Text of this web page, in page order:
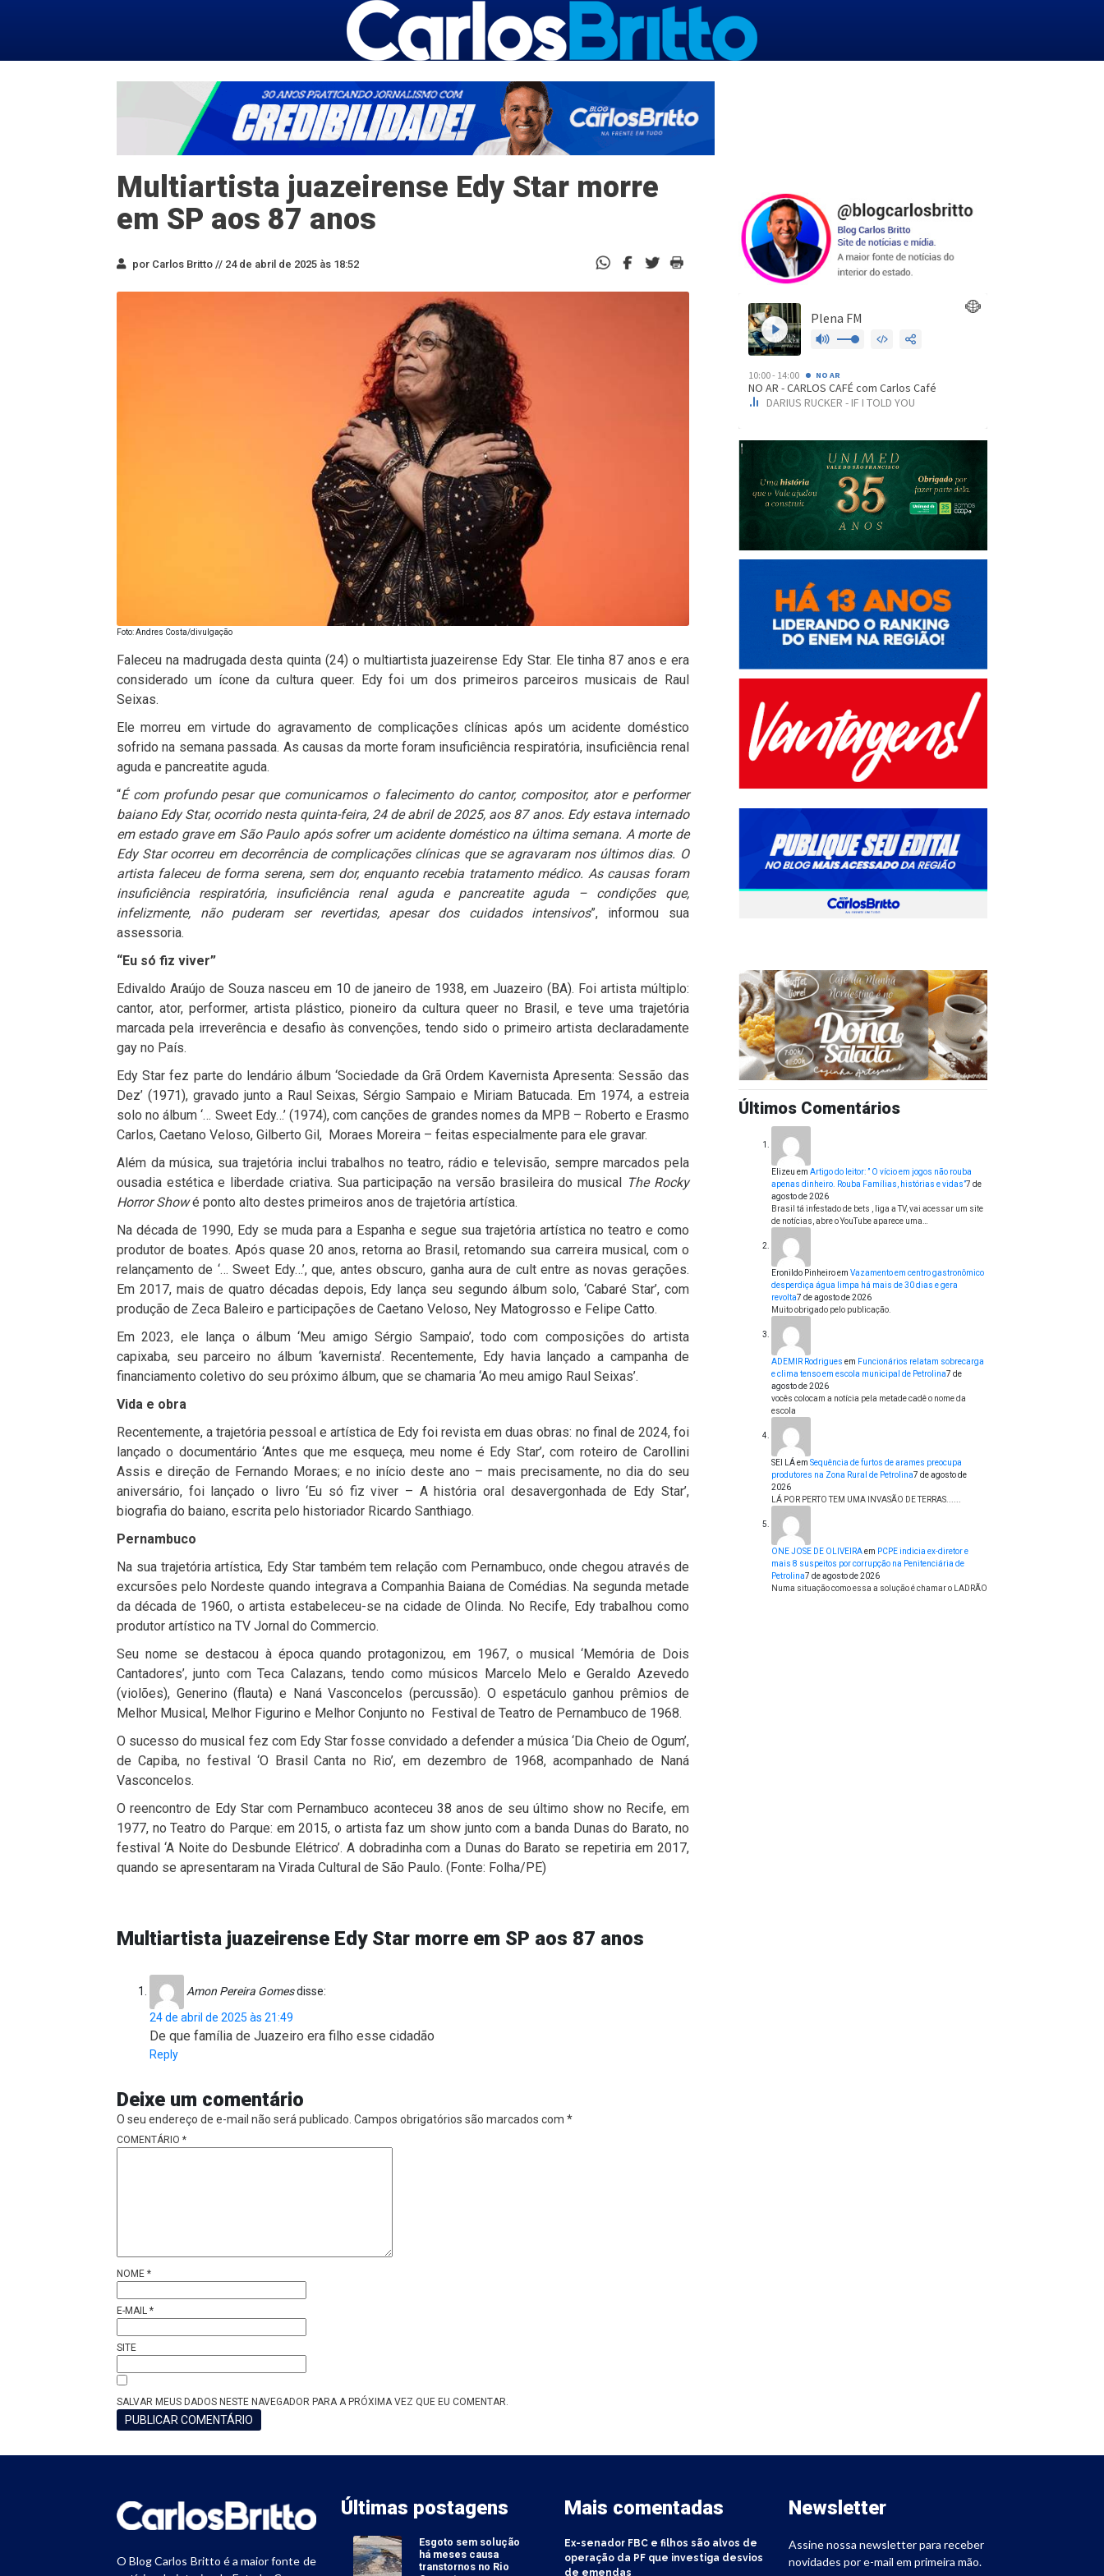
Multiartista juazeirense Edy Star morre
em SP aos 87 anos
por Carlos Britto // 24 de abril de 2025 às 18:52
Foto: Andres Costa/divulgação
Faleceu na madrugada desta quinta (24) o multiartista juazeirense Edy Star. Ele tinha 87 anos e era
considerado um ícone da cultura queer. Edy foi um dos primeiros parceiros musicais de Raul
Seixas.
Ele morreu em virtude do agravamento de complicações clínicas após um acidente doméstico
sofrido na semana passada. As causas da morte foram insuficiência respiratória, insuficiência renal
aguda e pancreatite aguda.
“É com profundo pesar que comunicamos o falecimento do cantor, compositor, ator e performer
baiano Edy Star, ocorrido nesta quinta-feira, 24 de abril de 2025, aos 87 anos. Edy estava internado
em estado grave em São Paulo após sofrer um acidente doméstico na última semana. A morte de
Edy Star ocorreu em decorrência de complicações clínicas que se agravaram nos últimos dias. O
artista faleceu de forma serena, sem dor, enquanto recebia tratamento médico. As causas foram
insuficiência respiratória, insuficiência renal aguda e pancreatite aguda – condições que,
infelizmente, não puderam ser revertidas, apesar dos cuidados intensivos”, informou sua
assessoria.
“Eu só fiz viver”
Edivaldo Araújo de Souza nasceu em 10 de janeiro de 1938, em Juazeiro (BA). Foi artista múltiplo:
cantor, ator, performer, artista plástico, pioneiro da cultura queer no Brasil, e teve uma trajetória
marcada pela irreverência e desafio às convenções, tendo sido o primeiro artista declaradamente
gay no País.
Edy Star fez parte do lendário álbum ‘Sociedade da Grã Ordem Kavernista Apresenta: Sessão das
Dez’ (1971), gravado junto a Raul Seixas, Sérgio Sampaio e Miriam Batucada. Em 1974, a estreia
solo no álbum ‘… Sweet Edy…’ (1974), com canções de grandes nomes da MPB – Roberto e Erasmo
Carlos, Caetano Veloso, Gilberto Gil, Moraes Moreira – feitas especialmente para ele gravar.
Além da música, sua trajetória inclui trabalhos no teatro, rádio e televisão, sempre marcados pela
ousadia estética e liberdade criativa. Sua participação na versão brasileira do musical The Rocky
Horror Showé ponto alto destes primeiros anos de trajetória artística.
Na década de 1990, Edy se muda para a Espanha e segue sua trajetória artística no teatro e como
produtor de boates. Após quase 20 anos, retorna ao Brasil, retomando sua carreira musical, com o
relançamento de ‘… Sweet Edy…’, que, antes obscuro, ganha aura de cult entre as novas gerações.
Em 2017, mais de quatro décadas depois, Edy lança seu segundo álbum solo, ‘Cabaré Star’, com
produção de Zeca Baleiro e participações de Caetano Veloso, Ney Matogrosso e Felipe Catto.
Em 2023, ele lança o álbum ‘Meu amigo Sérgio Sampaio’, todo com composições do artista
capixaba, seu parceiro no álbum ‘kavernista’. Recentemente, Edy havia lançado a campanha de
financiamento coletivo do seu próximo álbum, que se chamaria ‘Ao meu amigo Raul Seixas’.
Vida e obra
Recentemente, a trajetória pessoal e artística de Edy foi revista em duas obras: no final de 2024, foi
lançado o documentário ‘Antes que me esqueça, meu nome é Edy Star’, com roteiro de Carollini
Assis e direção de Fernando Moraes; e no início deste ano – mais precisamente, no dia do seu
aniversário, foi lançado o livro ‘Eu só fiz viver – A história oral desavergonhada de Edy Star’,
biografia do baiano, escrita pelo historiador Ricardo Santhiago.
Pernambuco
Na sua trajetória artística, Edy Star também tem relação com Pernambuco, onde chegou através de
excursões pelo Nordeste quando integrava a Companhia Baiana de Comédias. Na segunda metade
da década de 1960, o artista estabeleceu-se na cidade de Olinda. No Recife, Edy trabalhou como
produtor artístico na TV Jornal do Commercio.
Seu nome se destacou à época quando protagonizou, em 1967, o musical ‘Memória de Dois
Cantadores’, junto com Teca Calazans, tendo como músicos Marcelo Melo e Geraldo Azevedo
(violões), Generino (flauta) e Naná Vasconcelos (percussão). O espetáculo ganhou prêmios de
Melhor Musical, Melhor Figurino e Melhor Conjunto no Festival de Teatro de Pernambuco de 1968.
O sucesso do musical fez com Edy Star fosse convidado a defender a música ‘Dia Cheio de Ogum’,
de Capiba, no festival ‘O Brasil Canta no Rio’, em dezembro de 1968, acompanhado de Naná
Vasconcelos.
O reencontro de Edy Star com Pernambuco aconteceu 38 anos de seu último show no Recife, em
1977, no Teatro do Parque: em 2015, o artista faz um show junto com a banda Dunas do Barato, no
festival ‘A Noite do Desbunde Elétrico’. A dobradinha com a Dunas do Barato se repetiria em 2017,
quando se apresentaram na Virada Cultural de São Paulo. (Fonte: Folha/PE)
Multiartista juazeirense Edy Star morre em SP aos 87 anos
Amon Pereira Gomesdisse:
24 de abril de 2025 às 21:49
De que família de Juazeiro era filho esse cidadão
Reply
Deixe um comentário
O seu endereço de e-mail não será publicado. Campos obrigatórios são marcados com *
COMENTÁRIO *
NOME *
E-MAIL *
SITE
SALVAR MEUS DADOS NESTE NAVEGADOR PARA A PRÓXIMA VEZ QUE EU COMENTAR.
Últimos Comentários
Elizeu em Artigo do leitor: ” O vício em jogos não rouba
apenas dinheiro. Rouba Famílias, histórias e vidas”7 de
agosto de 2026
Brasil tá infestado de bets , liga a TV, vai acessar um site
de notícias, abre o YouTube aparece uma…
Eronildo Pinheiroem Vazamento em centro gastronômico
desperdiça água limpa há mais de 30 dias e gera
revolta7 de agosto de 2026
Muito obrigado pelo publicação.
ADEMIR Rodrigues em Funcionários relatam sobrecarga
e clima tenso em escola municipal de Petrolina7 de
agosto de 2026
vocês colocam a notícia pela metade cadê o nome da
escola
SEI LÁem Sequência de furtos de arames preocupa
produtores na Zona Rural de Petrolina7 de agosto de
2026
LÁ POR PERTO TEM UMA INVASÃO DE TERRAS......
ONE JOSE DE OLIVEIRAem PCPE indicia ex-diretor e
mais 8 suspeitos por corrupção na Penitenciária de
Petrolina7 de agosto de 2026
Numa situação como essa a solução é chamar o LADRÃO
O Blog Carlos Britto é a maior fonte de
Últimas postagens
Esgoto sem solução
há meses causa
transtornos no Rio
Mais comentadas
Ex-senador FBC e filhos são alvos de
operação da PF que investiga desvios
de emendas
Newsletter
Assine nossa newsletter para receber
novidades por e-mail em primeira mão.